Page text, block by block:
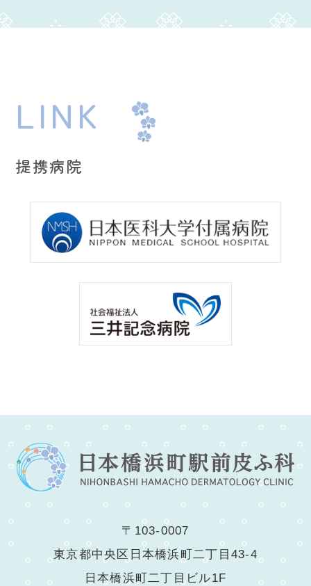
LINK
提携病院
〒103-0007
東京都中央区日本橋浜町二丁目43-4
日本橋浜町二丁目ビル1F